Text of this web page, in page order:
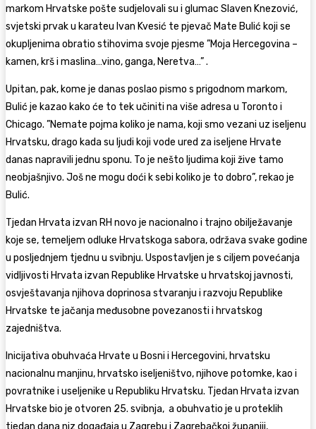
markom Hrvatske pošte sudjelovali su i glumac Slaven Knezović,
svjetski prvak u karateu Ivan Kvesić te pjevač Mate Bulić koji se
okupljenima obratio stihovima svoje pjesme ”Moja Hercegovina –
kamen, krš i maslina…vino, ganga, Neretva…” .
Upitan, pak, kome je danas poslao pismo s prigodnom markom,
Bulić je kazao kako će to tek učiniti na više adresa u Toronto i
Chicago. ”Nemate pojma koliko je nama, koji smo vezani uz iseljenu
Hrvatsku, drago kada su ljudi koji vode ured za iseljene Hrvate
danas napravili jednu sponu. To je nešto ljudima koji žive tamo
neobjašnjivo. Još ne mogu doći k sebi koliko je to dobro”, rekao je
Bulić.
Tjedan Hrvata izvan RH novo je nacionalno i trajno obilježavanje
koje se, temeljem odluke Hrvatskoga sabora, održava svake godine
u posljednjem tjednu u svibnju. Uspostavljen je s ciljem povećanja
vidljivosti Hrvata izvan Republike Hrvatske u hrvatskoj javnosti,
osvještavanja njihova doprinosa stvaranju i razvoju Republike
Hrvatske te jačanja međusobne povezanosti i hrvatskog
zajedništva.
Inicijativa obuhvaća Hrvate u Bosni i Hercegovini, hrvatsku
nacionalnu manjinu, hrvatsko iseljeništvo, njihove potomke, kao i
povratnike i useljenike u Republiku Hrvatsku. Tjedan Hrvata izvan
Hrvatske bio je otvoren 25. svibnja, a obuhvatio je u proteklih
tjedan dana niz događaja u Zagrebu i Zagrebačkoj županiji,